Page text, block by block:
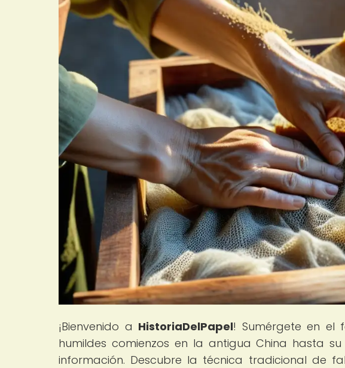
¡Bienvenido a HistoriaDelPapel! Sumérgete en el
humildes comienzos en la antigua China hasta
información. Descubre la técnica tradicional de